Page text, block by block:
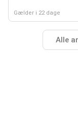
Gælder i 22 dage
Alle